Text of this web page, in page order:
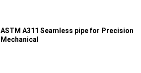
ASTM A311 Seamless pipe for Precision
Mechanical